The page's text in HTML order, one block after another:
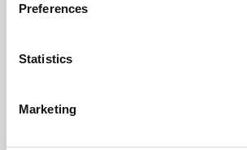
Preferences
Statistics
Marketing